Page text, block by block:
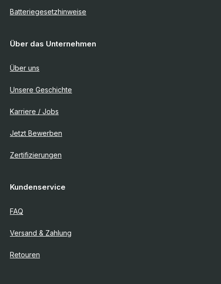
Batteriegesetzhinweise
Über das Unternehmen
Über uns
Unsere Geschichte
Karriere / Jobs
Jetzt Bewerben
Zertifizierungen
Kundenservice
FAQ
Versand & Zahlung
Retouren